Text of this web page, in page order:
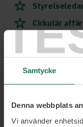
Samtycke
Denna webbplats
Vi använder
Cirkulär
Läs mer och